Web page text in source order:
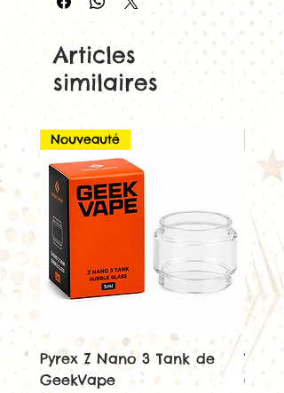
Aspire.
Un clearo compact
avec ces 14mm de diamètre.
Retrouvez les résistances pour
ce modèle
Résistance BVC 1,8 Ohm pré-
instalée.
Articles
similaires
Nouveauté
Pyrex Z Nano 3 Tank de
GeekVape
Tank